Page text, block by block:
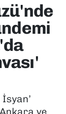
ve